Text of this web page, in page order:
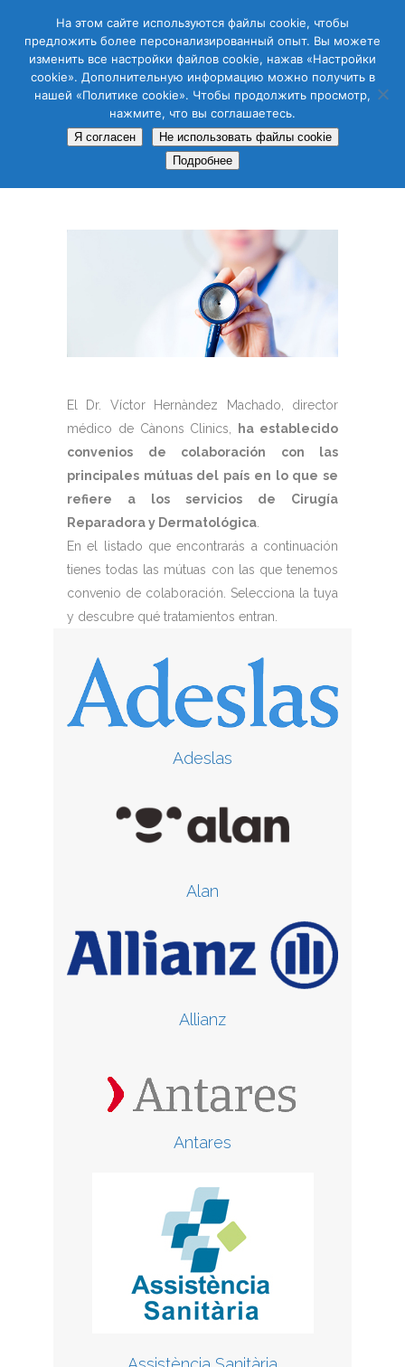
CAS ENG
MÚTUAS
ASOCIADAS
El Dr. Víctor Hernàndez Machado, director
médico de Cànons Clinics,
ha establecido
convenios de colaboración con las
principales mútuas del país en lo que se
refiere a los servicios de Cirugía
Reparadora y Dermatológica
En el listado que encontrarás a continuación
tienes todas las mútuas con las que tenemos
convenio de colaboración. Selecciona la tuya
y descubre qué tratamientos entran.
Adeslas
Alan
Allianz
Antares
На этом сайте используются файлы cookie, чтобы
предложить более персонализированный опыт. Вы можете
изменить все настройки файлов cookie, нажав «Настройки
cookie». Дополнительную информацию можно получить в
нашей «Политике cookie». Чтобы продолжить просмотр,
нажмите, что вы соглашаетесь.
Я согласен
Не использовать файлы cookie
Подробнее